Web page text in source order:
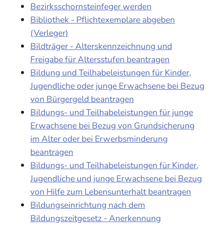
Bezirksschornsteinfeger werden
Bibliothek - Pflichtexemplare abgeben
(Verleger)
Bildträger - Alterskennzeichnung und
Freigabe für Altersstufen beantragen
Bildung und Teilhabeleistungen für Kinder,
Jugendliche oder junge Erwachsene bei Bezug
von Bürgergeld beantragen
Bildungs- und Teilhabeleistungen für junge
Erwachsene bei Bezug von Grundsicherung
im Alter oder bei Erwerbsminderung
beantragen
Bildungs- und Teilhabeleistungen für Kinder,
Jugendliche und junge Erwachsene bei Bezug
von Hilfe zum Lebensunterhalt beantragen
Bildungseinrichtung nach dem
Bildungszeitgesetz - Anerkennung